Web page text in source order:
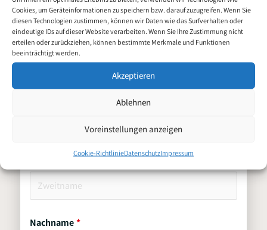
Cookies, um Geräteinformationen zu speichern bzw. darauf zuzugreifen. Wenn Sie
diesen Technologien zustimmen, können wir Daten wie das Surfverhalten oder
eindeutige IDs auf dieser Website verarbeiten. Wenn Sie Ihre Zustimmung nicht
erteilen oder zurückziehen, können bestimmte Merkmale und Funktionen
beeinträchtigt werden.
Akzeptieren
Ablehnen
Voreinstellungen anzeigen
Cookie-RichtlinieDatenschutzImpressum
3er Schicht (m/w/d)
Persönliche Daten
Zweitname
Nachname